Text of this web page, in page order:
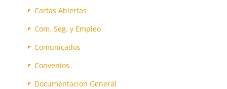
Cartas Abiertas
Com. Seg. y Empleo
Comunicados
Convenios
Documentacion General